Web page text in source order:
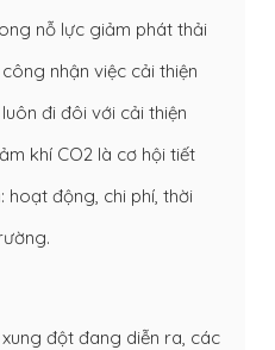
nỗ lực giảm phát thải
nhận việc cải thiện
đi đôi với cải thiện
khí CO2 là cơ hội tiết
hoạt động, chi phí, thời
đột đang diễn ra, các